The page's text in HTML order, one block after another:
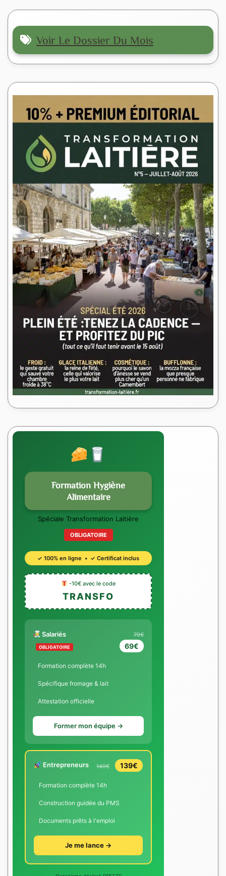
Voir Le Dossier Du Mois
Formation Hygiène
Alimentaire
Spéciale Transformation Laitière
OBLIGATOIRE
✓ 100% en ligne • ✓ Certificat inclus
-10€ avec le code
TRANSFO
Salariés
OBLIGATOIRE
79€
69€
Formation complète 14h
Spécifique fromage & lait
Attestation officielle
Former mon équipe →
Entrepreneurs 149€ 139€
Formation complète 14h
Construction guidée du PMS
Documents prêts à l'emploi
Je me lance →